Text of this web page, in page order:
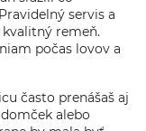
servis a
remeň.
počas lovov a
často prenášaš aj
alebo